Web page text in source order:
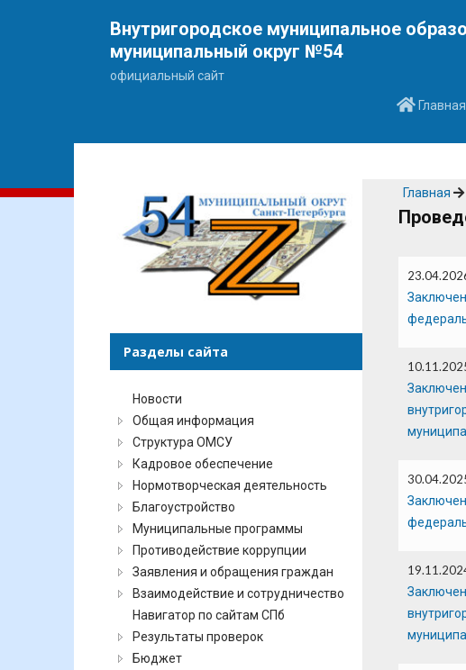
Внутригородское муниципальное
муниципальный округ №54
официальный сайт
Главная
Главная
Разделы сайта
Новости
Общая информация
Структура ОМСУ
Кадровое обеспечение
Нормотворческая деятельность
Благоустройство
Муниципальные программы
Противодействие коррупции
Заявления и обращения граждан
Взаимодействие и сотрудничество
Навигатор по сайтам СПб
Результаты проверок
Бюджет